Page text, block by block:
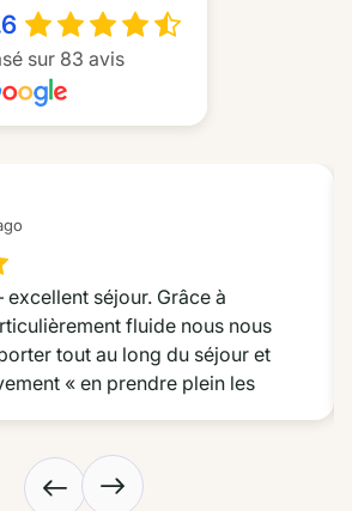
sur 83 avis
excellent séjour. Grâce à
fluide nous nous
tout au long du séjour et
« en prendre plein les
différents les uns des autres mais
toujours très pertinent, l’excursion